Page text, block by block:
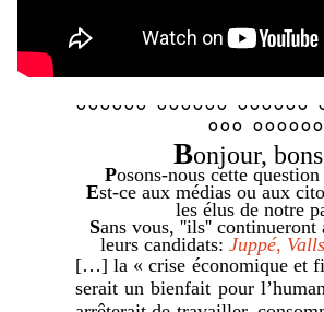
°°°°°° °°°°°° °°°°°°
°°° °°°°°°
Bonjour,
Posons-nous cette
Est-ce aux médias ou aux
les élus de notre
Sans vous, ''ils'' continueront
leurs candidats: Juppé, Valls
[…] la « crise économique et
serait un bienfait pour